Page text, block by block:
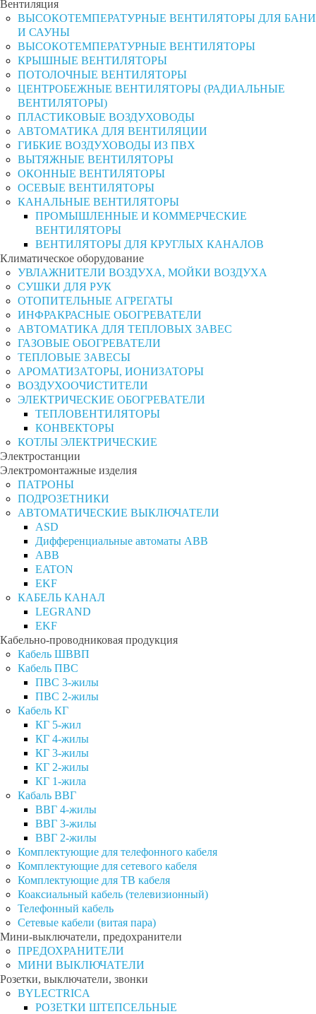
Вентиляция
ВЫСОКОТЕМПЕРАТУРНЫЕ ВЕНТИЛЯТОРЫ ДЛЯ БАНИ
И САУНЫ
ВЫСОКОТЕМПЕРАТУРНЫЕ ВЕНТИЛЯТОРЫ
КРЫШНЫЕ ВЕНТИЛЯТОРЫ
ПОТОЛОЧНЫЕ ВЕНТИЛЯТОРЫ
ЦЕНТРОБЕЖНЫЕ ВЕНТИЛЯТОРЫ (РАДИАЛЬНЫЕ
ВЕНТИЛЯТОРЫ)
ПЛАСТИКОВЫЕ ВОЗДУХОВОДЫ
АВТОМАТИКА ДЛЯ ВЕНТИЛЯЦИИ
ГИБКИЕ ВОЗДУХОВОДЫ ИЗ ПВХ
ВЫТЯЖНЫЕ ВЕНТИЛЯТОРЫ
ОКОННЫЕ ВЕНТИЛЯТОРЫ
ОСЕВЫЕ ВЕНТИЛЯТОРЫ
КАНАЛЬНЫЕ ВЕНТИЛЯТОРЫ
ПРОМЫШЛЕННЫЕ И КОММЕРЧЕСКИЕ
ВЕНТИЛЯТОРЫ
ВЕНТИЛЯТОРЫ ДЛЯ КРУГЛЫХ КАНАЛОВ
Климатическое оборудование
УВЛАЖНИТЕЛИ ВОЗДУХА, МОЙКИ ВОЗДУХА
СУШКИ ДЛЯ РУК
ОТОПИТЕЛЬНЫЕ АГРЕГАТЫ
ИНФРАКРАСНЫЕ ОБОГРЕВАТЕЛИ
АВТОМАТИКА ДЛЯ ТЕПЛОВЫХ ЗАВЕС
ГАЗОВЫЕ ОБОГРЕВАТЕЛИ
ТЕПЛОВЫЕ ЗАВЕСЫ
АРОМАТИЗАТОРЫ, ИОНИЗАТОРЫ
ВОЗДУХООЧИСТИТЕЛИ
ЭЛЕКТРИЧЕСКИЕ ОБОГРЕВАТЕЛИ
ТЕПЛОВЕНТИЛЯТОРЫ
КОНВЕКТОРЫ
КОТЛЫ ЭЛЕКТРИЧЕСКИЕ
Электростанции
Электромонтажные изделия
ПАТРОНЫ
ПОДРОЗЕТНИКИ
АВТОМАТИЧЕСКИЕ ВЫКЛЮЧАТЕЛИ
ASD
Дифференциальные автоматы ABB
ABB
EATON
EKF
КАБЕЛЬ КАНАЛ
LEGRAND
EKF
Кабельно-проводниковая продукция
Кабель ШВВП
Кабель ПВС
ПВС 3-жилы
ПВС 2-жилы
Кабель КГ
КГ 5-жил
КГ 4-жилы
КГ 3-жилы
КГ 2-жилы
КГ 1-жила
Кабаль ВВГ
ВВГ 4-жилы
ВВГ 3-жилы
ВВГ 2-жилы
Комплектующие для телефонного кабеля
Комплектующие для сетевого кабеля
Комплектующие для ТВ кабеля
Коаксиальный кабель (телевизионный)
Телефонный кабель
Сетевые кабели (витая пара)
Мини-выключатели, предохранители
ПРЕДОХРАНИТЕЛИ
МИНИ ВЫКЛЮЧАТЕЛИ
Розетки, выключатели, звонки
BYLECTRICA
РОЗЕТКИ ШТЕПСЕЛЬНЫЕ